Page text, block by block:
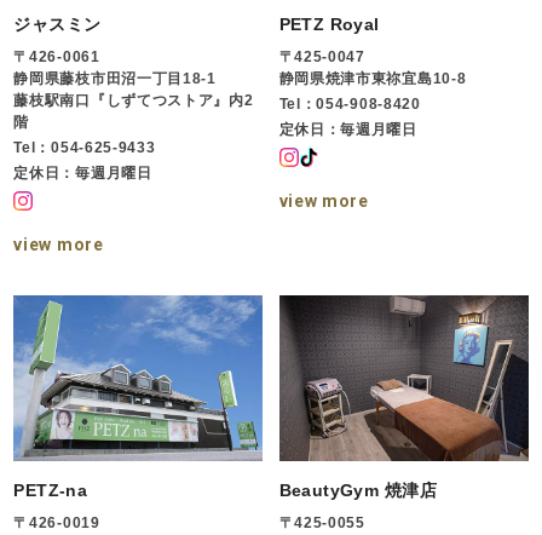
ジャスミン
〒426-0061
静岡県藤枝市田沼一丁目18-1
藤枝駅南口『しずてつストア』内2
階
Tel：054-625-9433
定休日：毎週月曜日
view more
PETZ Royal
〒425-0047
静岡県焼津市東祢宜島10-8
Tel：054-908-8420
定休日：毎週月曜日
view more
PETZ-na
〒426-0019
BeautyGym 焼津店
〒425-0055